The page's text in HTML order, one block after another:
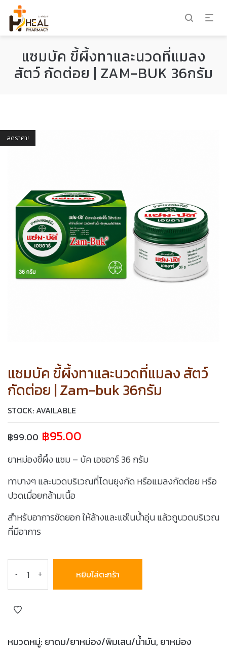
แซมบัค ขี้ผึ้งทาและนวดที่แมลง
สัตว์ กัดต่อย | ZAM-BUK 36กรัม
ลดราคา!
แซมบัค ขี้ผึ้งทาและนวดที่แมลง สัตว์
กัดต่อย | Zam-buk 36กรัม
STOCK: AVAILABLE
฿99.00 ฿95.00
ยาหม่องขี้ผึ้ง แซม – บัค เอชอาร์ 36 กรัม
ทาบางๆ และนวดบริเวณที่โดนยุงกัด หรือแมลงกัดต่อย หรือ
ปวดเมื่อยกล้ามเนื้อ
สำหรับอาการขัดยอก ให้ล้างและแช่ในน้ำอุ่น แล้วถูนวดบริเวณ
ที่มีอาการ
- + หยิบใส่ตะกร้า
หมวดหมู่: ยาดม/ยาหม่อง/พิมเสน/น้ำมัน, ยาหม่อง